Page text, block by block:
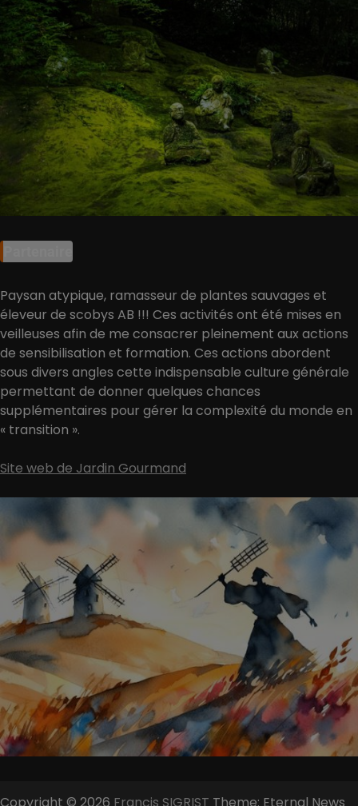
Paysan atypique, ramasseur de plantes sauvages et
éleveur de scobys AB !!! Ces activités ont été mises en
veilleuses afin de me consacrer pleinement aux actions
de sensibilisation et formation. Ces actions abordent
sous divers angles cette indispensable culture générale
permettant de donner quelques chances
supplémentaires pour gérer la complexité du monde en
« transition ».
Site web de Jardin Gourmand